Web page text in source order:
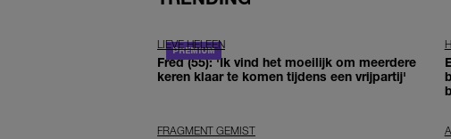
LIEVE HELEEN
Fred (55): 'Ik vind het moeilijk om meerdere
keren klaar te komen tijdens een vrijpartij'
FRAGMENT GEMIST